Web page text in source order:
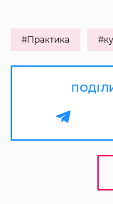
#Практика